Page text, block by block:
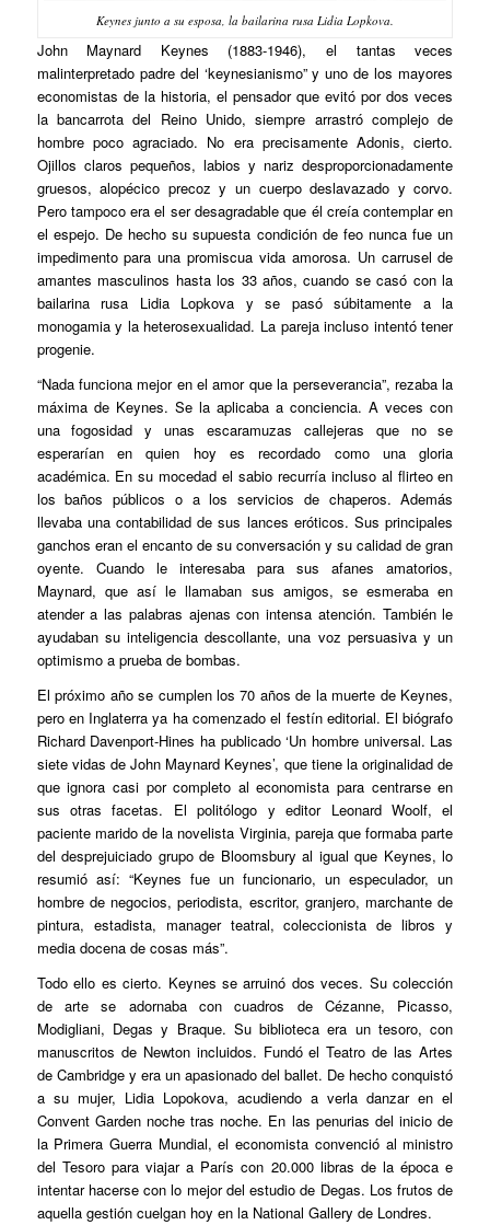
Keynes junto a su esposa, la bailarina rusa Lidia Lopkova.
John Maynard Keynes (1883-1946), el tantas veces
malinterpretado padre del ‘keynesianismo” y uno de los mayores
economistas de la historia, el pensador que evitó por dos veces
la bancarrota del Reino Unido, siempre arrastró complejo de
hombre poco agraciado. No era precisamente Adonis, cierto.
Ojillos claros pequeños, labios y nariz desproporcionadamente
gruesos, alopécico precoz y un cuerpo deslavazado y corvo.
Pero tampoco era el ser desagradable que él creía contemplar en
el espejo. De hecho su supuesta condición de feo nunca fue un
impedimento para una promiscua vida amorosa. Un carrusel de
amantes masculinos hasta los 33 años, cuando se casó con la
bailarina rusa Lidia Lopkova y se pasó súbitamente a la
monogamia y la heterosexualidad. La pareja incluso intentó tener
progenie.
“Nada funciona mejor en el amor que la perseverancia”, rezaba la
máxima de Keynes. Se la aplicaba a conciencia. A veces con
una fogosidad y unas escaramuzas callejeras que no se
esperarían en quien hoy es recordado como una gloria
académica. En su mocedad el sabio recurría incluso al flirteo en
los baños públicos o a los servicios de chaperos. Además
llevaba una contabilidad de sus lances eróticos. Sus principales
ganchos eran el encanto de su conversación y su calidad de gran
oyente. Cuando le interesaba para sus afanes amatorios,
Maynard, que así le llamaban sus amigos, se esmeraba en
atender a las palabras ajenas con intensa atención. También le
ayudaban su inteligencia descollante, una voz persuasiva y un
optimismo a prueba de bombas.
El próximo año se cumplen los 70 años de la muerte de Keynes,
pero en Inglaterra ya ha comenzado el festín editorial. El biógrafo
Richard Davenport-Hines ha publicado ‘Un hombre universal. Las
siete vidas de John Maynard Keynes’, que tiene la originalidad de
que ignora casi por completo al economista para centrarse en
sus otras facetas. El politólogo y editor Leonard Woolf, el
paciente marido de la novelista Virginia, pareja que formaba parte
del desprejuiciado grupo de Bloomsbury al igual que Keynes, lo
resumió así: “Keynes fue un funcionario, un especulador, un
hombre de negocios, periodista, escritor, granjero, marchante de
pintura, estadista, manager teatral, coleccionista de libros y
media docena de cosas más”.
Todo ello es cierto. Keynes se arruinó dos veces. Su colección
de arte se adornaba con cuadros de Cézanne, Picasso,
Modigliani, Degas y Braque. Su biblioteca era un tesoro, con
manuscritos de Newton incluidos. Fundó el Teatro de las Artes
de Cambridge y era un apasionado del ballet. De hecho conquistó
a su mujer, Lidia Lopokova, acudiendo a verla danzar en el
Convent Garden noche tras noche. En las penurias del inicio de
la Primera Guerra Mundial, el economista convenció al ministro
del Tesoro para viajar a París con 20.000 libras de la época e
intentar hacerse con lo mejor del estudio de Degas. Los frutos de
aquella gestión cuelgan hoy en la National Gallery de Londres.